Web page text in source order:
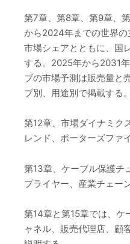
第7章、第8章、第9章、
から2024年までの世界の
市場シェアとともに、国
する。2025年から2031
ブの市場予測は販売量と
プ別、用途別で掲載する。
第12章、市場ダイナミク
レンド、ポーターズファ
第13章、ケーブル保護チ
プライヤー、産業チェーン
第14章と第15章では、ケ
ャネル、販売代理店、顧